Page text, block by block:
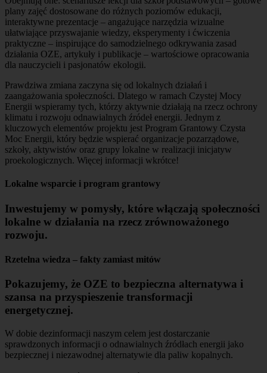
plany zajęć dostosowane do różnych poziomów edukacji,
interaktywne prezentacje – angażujące narzędzia wizualne
ułatwiające przyswajanie wiedzy, eksperymenty i ćwiczenia
praktyczne – inspirujące do samodzielnego odkrywania zasad
działania OZE, artykuły i publikacje – wartościowe opracowania
dla nauczycieli i pasjonatów ekologii.
Prawdziwa zmiana zaczyna się od lokalnych działań i
zaangażowania społeczności. Dlatego w ramach Czystej Mocy
Energii wspieramy tych, którzy aktywnie działają na rzecz ochrony
klimatu i rozwoju odnawialnych źródeł energii. Jednym z
kluczowych elementów projektu jest Program Grantowy Czysta
Moc Energii, który będzie wspierać organizacje pozarządowe,
szkoły, aktywistów oraz grupy lokalne w realizacji inicjatyw
proekologicznych. Więcej informacji wkrótce!
Lokalne wsparcie i program grantowy
Inwestujemy w pomysły, które włączają społeczności
lokalne w działania na rzecz zrównoważonego
rozwoju.
Rzetelna wiedza – fakty zamiast mitów
Pokazujemy, że OZE to bezpieczna alternatywa i
szansa na przyspieszenie transformacji
energetycznej.
W dobie dezinformacji naszym celem jest dostarczanie
sprawdzonych informacji o odnawialnych źródłach energii jako
bezpiecznej i niezawodnej alternatywie dla paliw kopalnych.